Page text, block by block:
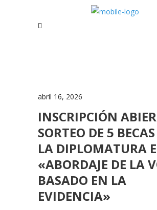
abril 16, 2026
INSCRIPCIÓN
SORTEO DE 5
LA DIPLOMATURA
«ABORDAJE DE LA
BASADO EN LA
EVIDENCIA»